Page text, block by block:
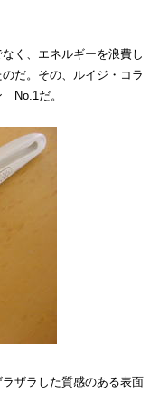
く、エネルギーを浪費し
だ。その、ルイジ・コラ
No.1だ。
ザラした質感のある表面